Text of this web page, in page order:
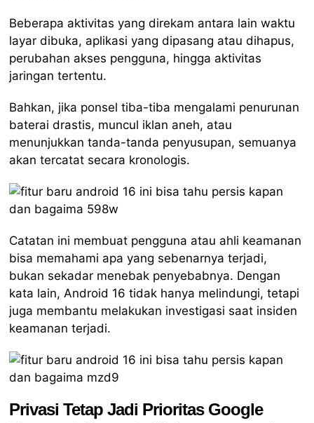
Beberapa aktivitas yang direkam antara lain waktu
layar dibuka, aplikasi yang dipasang atau dihapus,
perubahan akses pengguna, hingga aktivitas
jaringan tertentu.
Bahkan, jika ponsel tiba-tiba mengalami penurunan
baterai drastis, muncul iklan aneh, atau
menunjukkan tanda-tanda penyusupan, semuanya
akan tercatat secara kronologis.
Catatan ini membuat pengguna atau ahli keamanan
bisa memahami apa yang sebenarnya terjadi,
bukan sekadar menebak penyebabnya. Dengan
kata lain, Android 16 tidak hanya melindungi, tetapi
juga membantu melakukan investigasi saat insiden
keamanan terjadi.
Privasi Tetap Jadi Prioritas Google